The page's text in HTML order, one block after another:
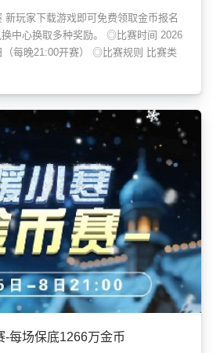
玩家下载游戏即可免费领取金币报名
中心换取多种奖励。 ◎比赛时间 2026
（每晚21:00开赛） ◎比赛规则 比赛类
-每场保底1266万金币